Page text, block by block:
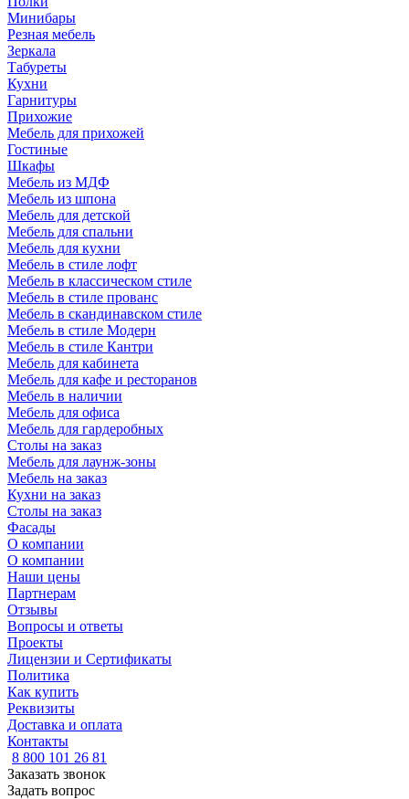
Минибары
Резная мебель
Зеркала
Табуреты
Кухни
Гарнитуры
Прихожие
Мебель для прихожей
Гостиные
Шкафы
Мебель из МДФ
Мебель из шпона
Мебель для детской
Мебель для спальни
Мебель для кухни
Мебель в стиле лофт
Мебель в классическом стиле
Мебель в стиле прованс
Мебель в скандинавском стиле
Мебель в стиле Модерн
Мебель в стиле Кантри
Мебель для кабинета
Мебель для кафе и ресторанов
Мебель в наличии
Мебель для офиса
Мебель для гардеробных
Столы на заказ
Мебель для лаунж-зоны
Мебель на заказ
Кухни на заказ
Столы на заказ
Фасады
О компании
О компании
Наши цены
Партнерам
Отзывы
Вопросы и ответы
Проекты
Лицензии и Сертификаты
Политика
Как купить
Реквизиты
Доставка и оплата
Контакты
8 800 101 26 81
Заказать звонок
Задать вопрос